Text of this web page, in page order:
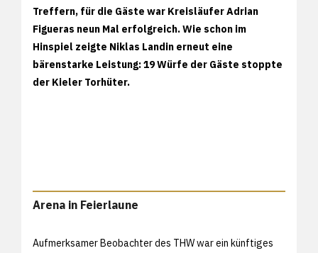
Treffern, für die Gäste war Kreisläufer Adrian
Figueras neun Mal erfolgreich. Wie schon im
Hinspiel zeigte Niklas Landin erneut eine
bärenstarke Leistung: 19 Würfe der Gäste stoppte
der Kieler Torhüter.
Arena in Feierlaune
Aufmerksamer Beobachter des THW war ein künftiges